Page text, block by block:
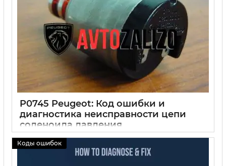
P0745 Peugeot: Код ошибки и
диагностика неисправности цепи
соленоида давления
30 09 2024 0
Коды ошибок